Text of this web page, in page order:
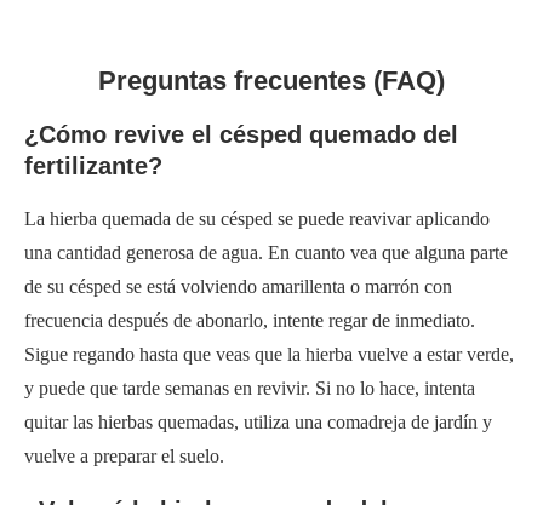
Preguntas frecuentes (FAQ)
¿Cómo revive el césped quemado del
fertilizante?
La hierba quemada de su césped se puede reavivar aplicando
una cantidad generosa de agua. En cuanto vea que alguna parte
de su césped se está volviendo amarillenta o marrón con
frecuencia después de abonarlo, intente regar de inmediato.
Sigue regando hasta que veas que la hierba vuelve a estar verde,
y puede que tarde semanas en revivir. Si no lo hace, intenta
quitar las hierbas quemadas, utiliza una comadreja de jardín y
vuelve a preparar el suelo.